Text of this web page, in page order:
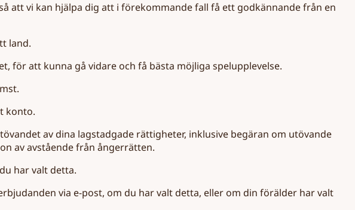
att vi kan hjälpa dig att i förekommande fall få ett godkännande från en
land.
för att kunna gå vidare och få bästa möjliga spelupplevelse.
konto.
av dina lagstadgade rättigheter, inklusive begäran om utövande
av avstående från ångerrätten.
har valt detta.
via e-post, om du har valt detta, eller om din förälder har valt